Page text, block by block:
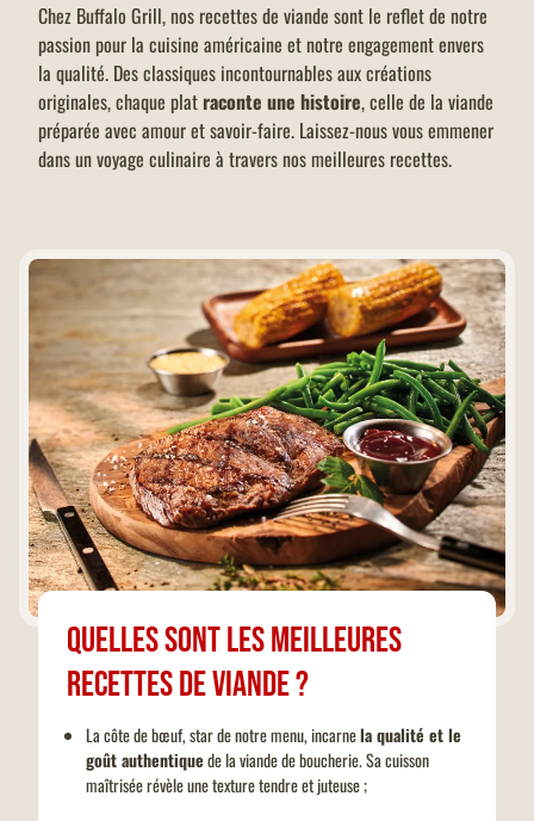
Chez Buffalo Grill, nos recettes de viande sont le reflet de notre
passion pour la cuisine américaine et notre engagement envers
la qualité. Des classiques incontournables aux créations
originales, chaque platraconte une histoire, celle de la viande
préparée avec amour et savoir-faire. Laissez-nous vous emmener
dans un voyage culinaire à travers nos meilleures recettes.
Quelles sont les meilleures
recettes de viande ?
La côte de bœuf, star de notre menu, incarnela qualité et le
goût authentiquede la viande de boucherie. Sa cuisson
maîtrisée révèle une texture tendre et juteuse ;